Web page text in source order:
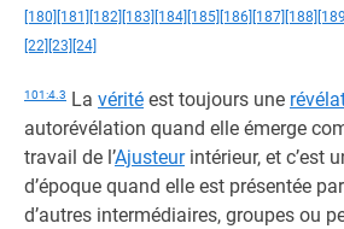
[180] [181] [182] [183] [184] [185] [186] [187] [188] [189]
[22] [23] [24]
101:4.3 La vérité est toujours une
autorévélation quand elle émerge
travail de l’Ajusteurintérieur, et c’est
d’époque quand elle est présentée
d’autres intermédiaires, groupes ou